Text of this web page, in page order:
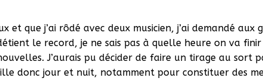
et que j’ai rôdé avec deux musicien, j’ai demandé
le record, je ne sais pas à quelle heure on va
J’aurais pu décider de faire un tirage au sort
donc jour et nuit, notamment pour constituer des